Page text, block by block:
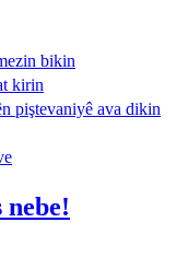
bikin
kirin
piştevaniyê ava dikin